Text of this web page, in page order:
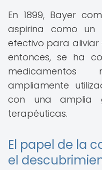
En 1899, Bayer
aspirina como un
efectivo para aliviar
entonces, se ha
ampliamente
con una amplia
terapéuticas.
El papel de la
el